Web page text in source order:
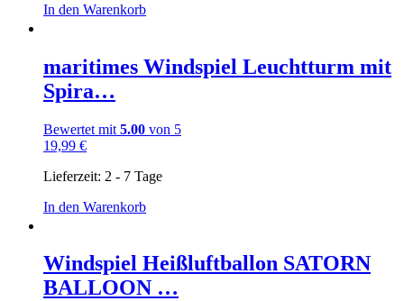
In den Warenkorb
maritimes Windspiel Leuchtturm mit
Spira…
Bewertet mit 5.00 von 5
19,99 €
Lieferzeit: 2 - 7 Tage
In den Warenkorb
Windspiel Heißluftballon SATORN
BALLOON …